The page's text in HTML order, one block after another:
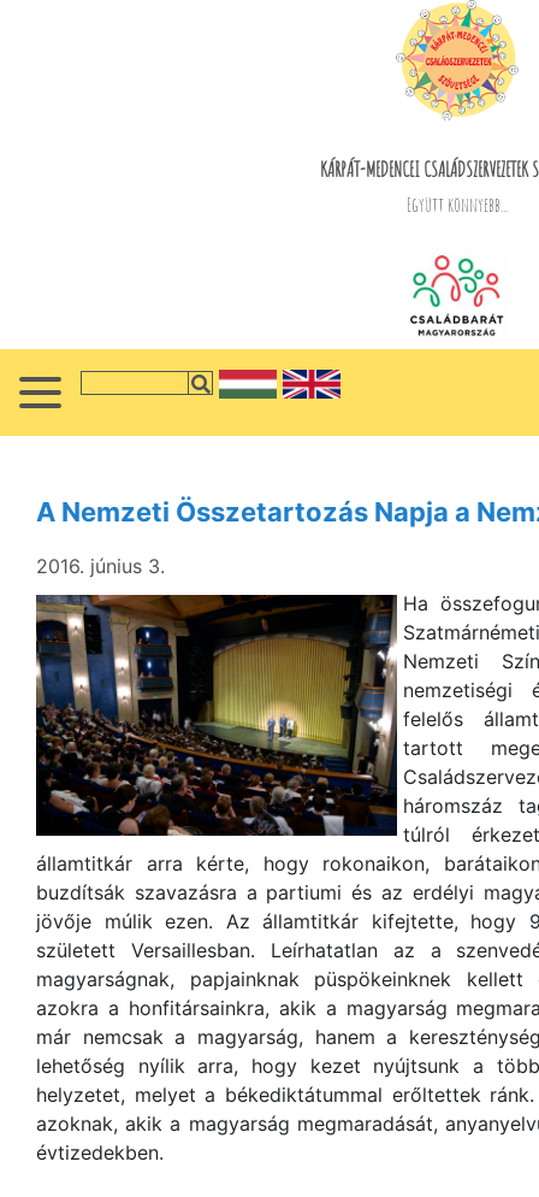
KÁRPÁT-MEDENCEI CSALÁDSZERVEZETEK
Együtt könnyebb...
A Nemzeti Összetartozás Napja a
2016. június 3.
Ha
Nemzeti
nemzetiségi
felelős
tartott
háromszáz
túlról
államtitkár arra kérte, hogy rokonaikon,
buzdítsák szavazásra a partiumi és az erdélyi
jövője múlik ezen. Az államtitkár kifejtette, hogy
született Versaillesban. Leírhatatlan az a
magyarságnak, papjainknak püspökeinknek
azokra a honfitársainkra, akik a magyarság
már nemcsak a magyarság, hanem a
lehetőség nyílik arra, hogy kezet nyújtsunk a
helyzetet, melyet a békediktátummal erőltettek
azoknak, akik a magyarság megmaradását,
évtizedekben.